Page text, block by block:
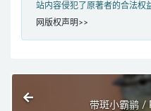
站内容侵犯了原著者的合法权
网版权声明>>
带斑小霸鹟 /